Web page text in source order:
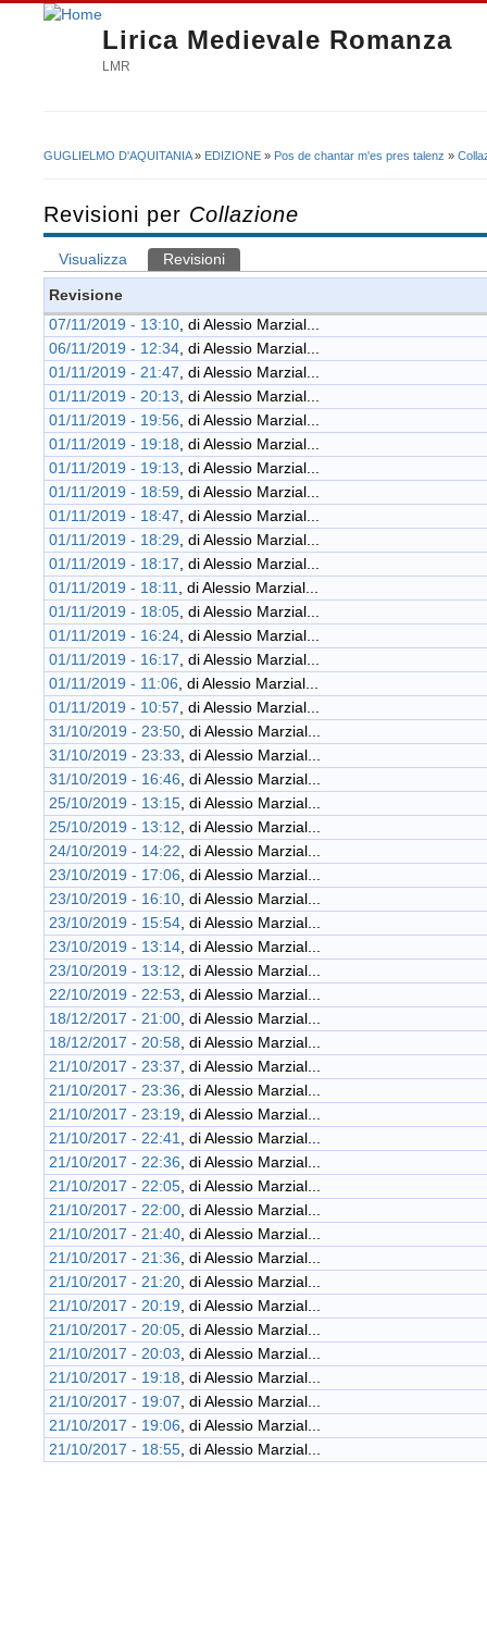
Lirica Medievale Romanza
LMR
GUGLIELMO D'AQUITANIA» EDIZIONE » Pos de chantar m'es pres talenz »
Revisioni per Collazione
Schede primarie
Visualizza Revisioni
Revisione
07/11/2019 - 13:10 , diAlessio Marzial...
06/11/2019 - 12:34 , diAlessio Marzial...
01/11/2019 - 21:47 , diAlessio Marzial...
01/11/2019 - 20:13 , diAlessio Marzial...
01/11/2019 - 19:56 , diAlessio Marzial...
01/11/2019 - 19:18 , diAlessio Marzial...
01/11/2019 - 19:13 , diAlessio Marzial...
01/11/2019 - 18:59 , diAlessio Marzial...
01/11/2019 - 18:47 , diAlessio Marzial...
01/11/2019 - 18:29 , diAlessio Marzial...
01/11/2019 - 18:17 , diAlessio Marzial...
01/11/2019 - 18:11
, diAlessio Marzial...
01/11/2019 - 18:05 , diAlessio Marzial...
01/11/2019 - 16:24 , diAlessio Marzial...
01/11/2019 - 16:17 , diAlessio Marzial...
01/11/2019 - 11:06 , diAlessio Marzial...
01/11/2019 - 10:57 , diAlessio Marzial...
31/10/2019 - 23:50 , diAlessio Marzial...
31/10/2019 - 23:33 , diAlessio Marzial...
31/10/2019 - 16:46 , diAlessio Marzial...
25/10/2019 - 13:15 , diAlessio Marzial...
25/10/2019 - 13:12 , diAlessio Marzial...
24/10/2019 - 14:22 , diAlessio Marzial...
23/10/2019 - 17:06 , diAlessio Marzial...
23/10/2019 - 16:10 , diAlessio Marzial...
23/10/2019 - 15:54 , diAlessio Marzial...
23/10/2019 - 13:14 , diAlessio Marzial...
23/10/2019 - 13:12 , diAlessio Marzial...
22/10/2019 - 22:53 , diAlessio Marzial...
18/12/2017 - 21:00 , diAlessio Marzial...
18/12/2017 - 20:58 , diAlessio Marzial...
21/10/2017 - 23:37 , diAlessio Marzial...
21/10/2017 - 23:36 , diAlessio Marzial...
21/10/2017 - 23:19 , diAlessio Marzial...
21/10/2017 - 22:41
, diAlessio Marzial...
21/10/2017 - 22:36 , diAlessio Marzial...
21/10/2017 - 22:05 , diAlessio Marzial...
21/10/2017 - 22:00 , diAlessio Marzial...
21/10/2017 - 21:40 , diAlessio Marzial...
21/10/2017 - 21:36 , diAlessio Marzial...
21/10/2017 - 21:20 , diAlessio Marzial...
21/10/2017 - 20:19 , diAlessio Marzial...
21/10/2017 - 20:05 , diAlessio Marzial...
21/10/2017 - 20:03 , diAlessio Marzial...
21/10/2017 - 19:18 , diAlessio Marzial...
21/10/2017 - 19:07 , diAlessio Marzial...
21/10/2017 - 19:06 , diAlessio Marzial...
21/10/2017 - 18:55 , diAlessio Marzial...